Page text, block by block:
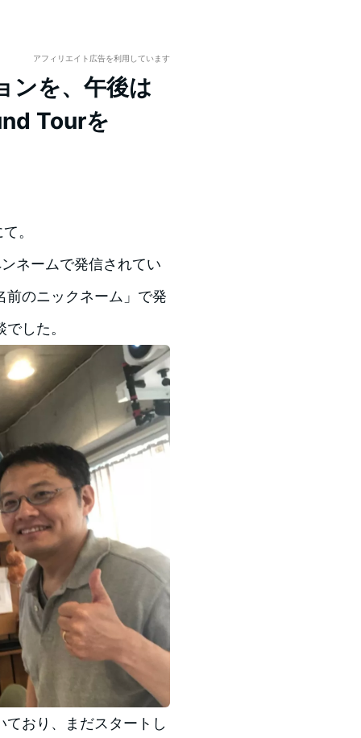
アフィリエイト広告を利用しています
ンを、午後は
Tourを
。
ネームで発信されてい
前のニックネーム」で発
した。
おり、まだスタートし